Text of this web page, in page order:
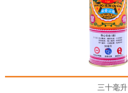
三十毫升